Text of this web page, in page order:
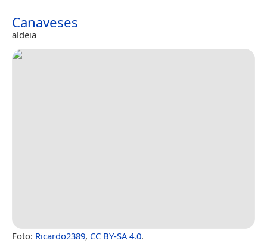
Canaveses
aldeia
Foto: Ricardo2389, CC BY-SA 4.0.